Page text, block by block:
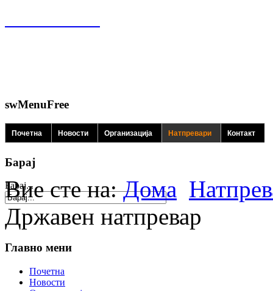
swMenuFree
Почетна Новости Организација Натпревари Контакт
Барај
Барај...
Вие сте на:Дома
Државен натпревар
Главно мени
Почетна
Новости